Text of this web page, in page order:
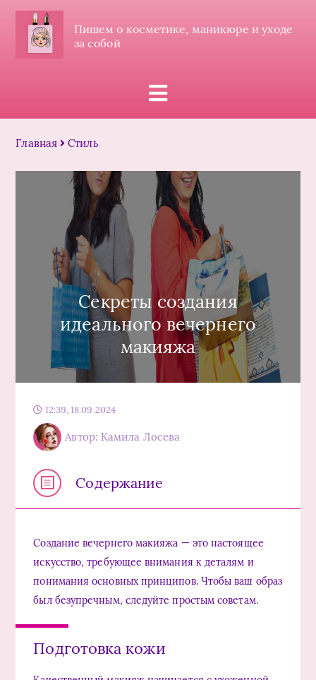
Пишем о косметике, маникюре и уходе
за собой
Главная Стиль
Секреты создания
идеального вечернего
макияжа
12:39, 18.09.2024
Автор: Камила Лосева
Содержание
Создание вечернего макияжа — это настоящее
искусство, требующее внимания к деталям и
понимания основных принципов. Чтобы ваш образ
был безупречным, следуйте простым советам.
Подготовка кожи